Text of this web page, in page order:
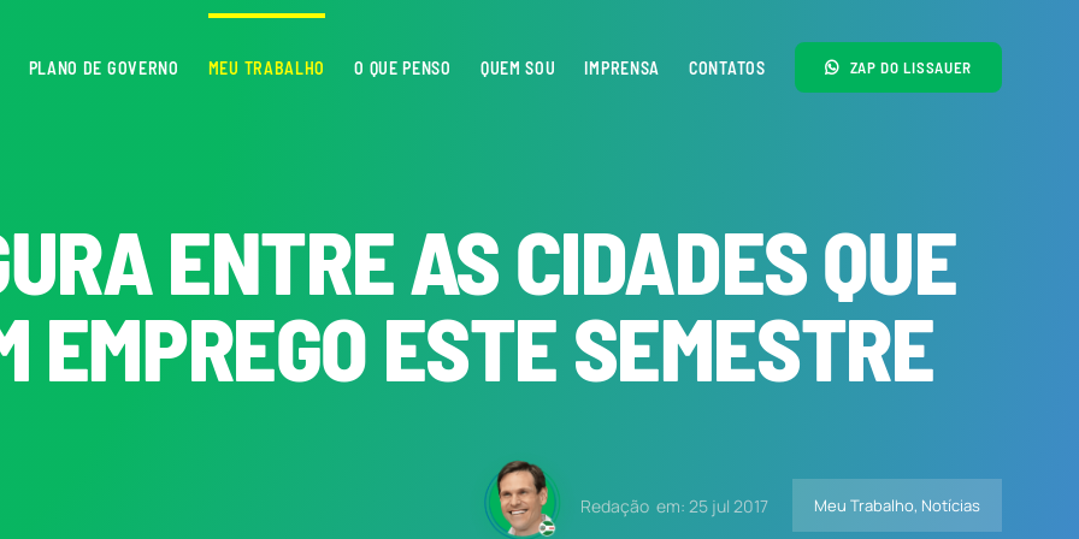
PLANO DE GOVERNO MEU TRABALHO O QUE PENSO QUEM SOU IMPRENSA CONTATOS ZAP DO LISSAUER
ENTRE AS CIDADES QUE
EMPREGO ESTE SEMESTRE
Redação em: 25 jul 2017 Meu Trabalho, Notícias